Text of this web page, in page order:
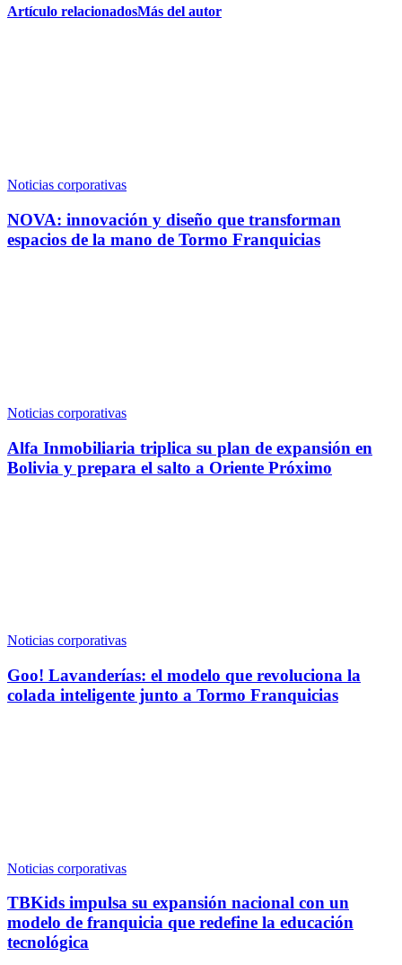
Artículo relacionadosMás del autor
Noticias corporativas
NOVA: innovación y diseño que transforman
espacios de la mano de Tormo Franquicias
Noticias corporativas
Alfa Inmobiliaria triplica su plan de expansión en
Bolivia y prepara el salto a Oriente Próximo
Noticias corporativas
Goo! Lavanderías: el modelo que revoluciona la
colada inteligente junto a Tormo Franquicias
Noticias corporativas
TBKids impulsa su expansión nacional con un
modelo de franquicia que redefine la educación
tecnológica